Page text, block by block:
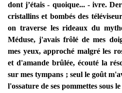
dont j’étais - quoique... - ivre.
cristallins et bombés des
on traverse les rideaux du
Méduse, j'avais frôlé de mes
mes yeux, approché malgré les
et d'amande brûlée, écouté la
sur mes tympans ; seul le goût
l'ossature de ses pommettes sous